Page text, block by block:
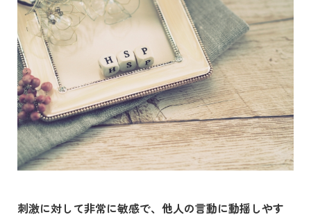
刺激に対して非常に敏感で、他人の言動に動揺しやす